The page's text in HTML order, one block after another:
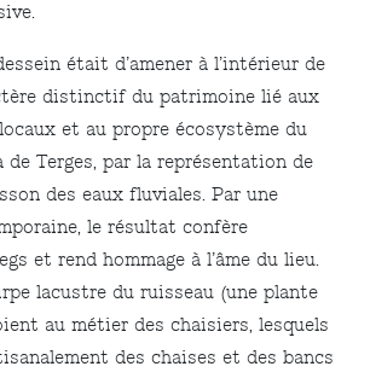
était d’amener à l’intérieur de
distinctif du patrimoine lié aux
et au propre écosystème du
de Terges, par la représentation de
des eaux fluviales. Par une
le résultat confère
et rend hommage à l’âme du lieu.
lacustre du ruisseau (une plante
au métier des chaisiers, lesquels
des chaises et des bancs